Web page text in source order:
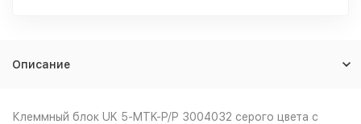
Описание
Клеммный блок UK 5-MTK-P/P 3004032 серого цвета с